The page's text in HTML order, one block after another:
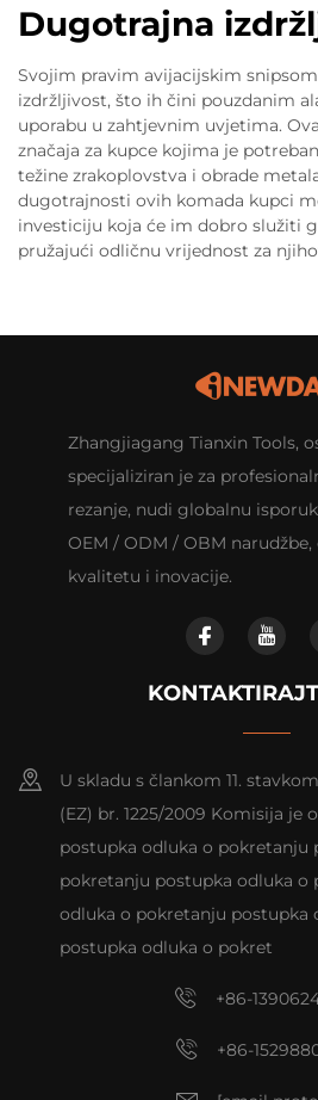
Dugotrajna
Svojim pravim avijacijskim
izdržljivost, što ih čini pouzdanim
uporabu u zahtjevnim uvjetima.
značaja za kupce kojima je
težine zrakoplovstva i obrade
dugotrajnosti ovih komada kupci
investiciju koja će im dobro služiti
pružajući odličnu vrijednost za
Zhangjiagang Tianxin Tools,
specijaliziran je za
rezanje, nudi globalnu
OEM / ODM / OBM narudžbe,
kvalitetu i inovacije.
U skladu s člankom 11.
(EZ) br. 1225/2009 Komisija je
postupka odluka o pokretanju
pokretanju postupka odluka o
odluka o pokretanju postupka
postupka odluka o pokret
+86-
+86-